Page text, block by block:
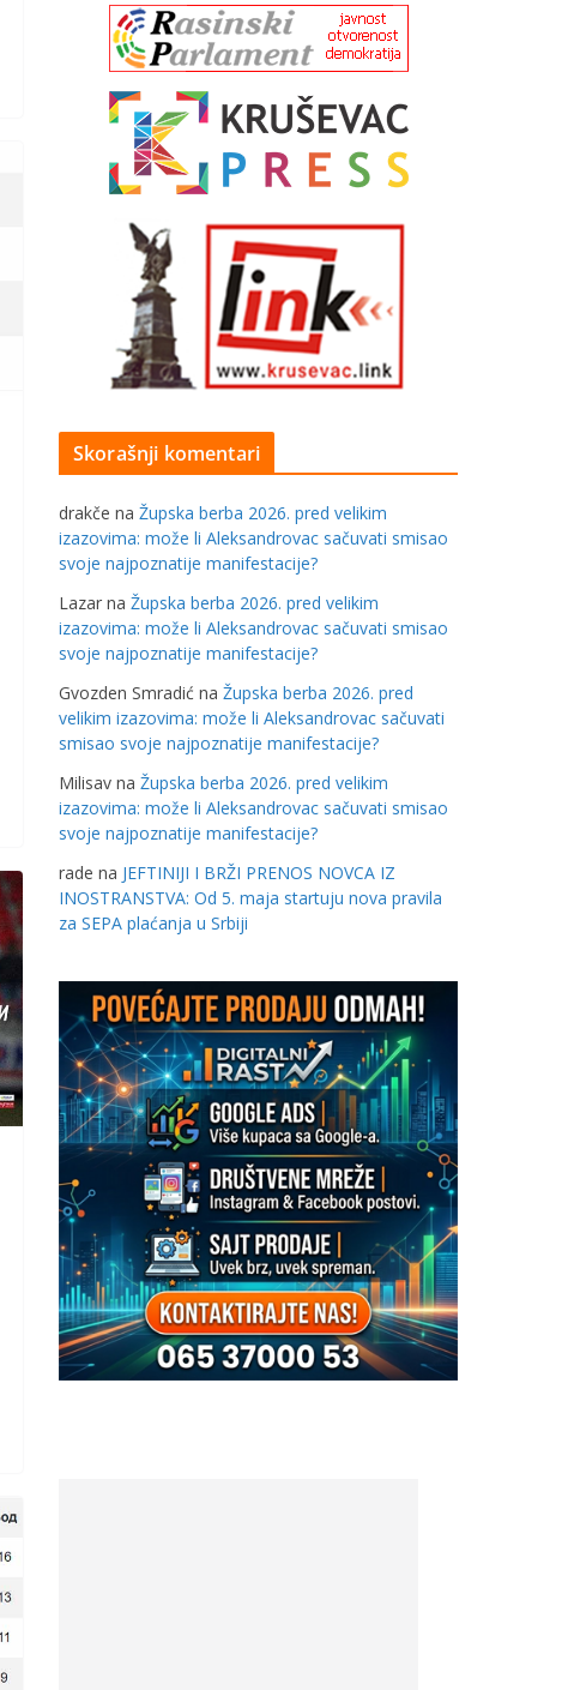
Skorašnji komentari
drakče na Župska berba 2026. pred velikim
izazovima: može li Aleksandrovac sačuvati smisao
svoje najpoznatije manifestacije?
Lazar na Župska berba 2026. pred velikim
izazovima: može li Aleksandrovac sačuvati smisao
svoje najpoznatije manifestacije?
Gvozden Smradić na Župska berba 2026. pred
velikim izazovima: može li Aleksandrovac sačuvati
smisao svoje najpoznatije manifestacije?
Milisav na Župska berba 2026. pred velikim
izazovima: može li Aleksandrovac sačuvati smisao
svoje najpoznatije manifestacije?
rade na JEFTINIJI I BRŽI PRENOS NOVCA IZ
INOSTRANSTVA: Od 5. maja startuju nova pravila
za SEPA plaćanja u Srbiji